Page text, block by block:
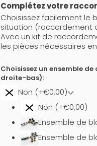
Complétez votre
Choisissez facilement le
situation (raccordement
Avec un kit de
les pièces nécessaires
Choisissez un ensemble
droite-bas):
Non (+€0,00)
Non (+€0,00)
Ensemble de
Ensemble de